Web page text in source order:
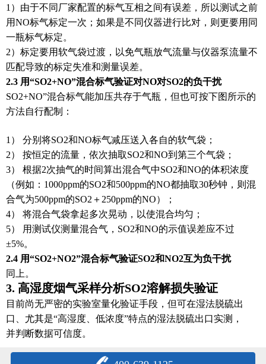
1）由于不同厂家配置的标气互相之间有误差，所以测试之前
用NO标气标定一次；如果是不同仪器进行比对，则更要用同
一瓶标气标定。
2）标定要用软气袋过渡，以免气瓶放气流量与仪器泵流量不
匹配导致的标定失准和测量误差。
2.3 用“SO2+NO”混合标气验证对NO对SO2的负干扰
SO2+NO”混合标气能加压共存于气瓶，但也可按下图所示的
方法自行配制：
1） 分别将SO2和NO标气减压送入各自的软气袋；
2） 按恒定的流量，依次抽取SO2和NO到第三个气袋；
3） 根据2次抽气的时间算出混合气中SO2和NO的体积浓度
（例如：1000ppm的SO2和500ppm的NO都抽取30秒钟，则混
合气为500ppm的SO2＋250ppm的NO）；
4） 将混合气袋拿起多次晃动，以使混合均匀；
5） 用测试仪测量混合气，SO2和NO的示值误差应不过
±5%。
2.4 用“SO2+NO2”混合标气验证SO2和NO2互为负干扰
同上。
3. 高湿度烟气采样分析SO2溶解损失验证
目前尚无严密的实验室量化验证手段，但可在湿法脱硫出
口、尤其是“高湿度、低浓度”特点的湿法脱硫出口实测，
并判断数据可信度。